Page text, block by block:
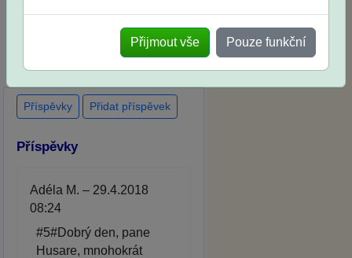
po skutečných přijímacích
zkouškách
Přijmout vše Pouze funkční
Příspěvky Přidat příspěvek
Příspěvky
Adéla M. – 29.4.2018
08:24
#5#Dobrý den, pane
Husare, mnohokrát